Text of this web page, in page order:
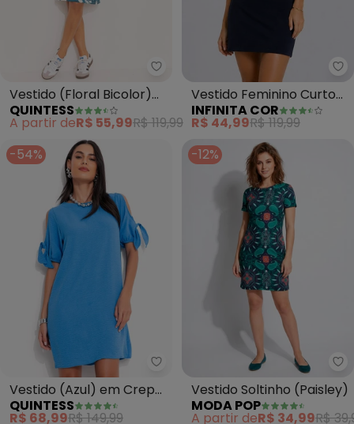
Quintess - Vestido (Floral
Vestido (Floral Bicolor)
em Malha de Viscose
QUINTESS
A partir deR$ 55,99R$ 119,99
Vestido Feminino Curto
em Malha Visco (Azul)
INFINITA COR
R$ 44,99R$ 119,99
-54%
Quintess - Vestido (Azul) em
Vestido (Azul) em Crepe
Plano
QUINTESS
R$ 68,99R$ 149,99
-12%
Vestido Soltinho (Paisley)
MODA POP
A partir deR$ 34,99R$